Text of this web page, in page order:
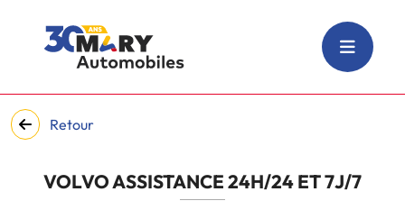
Retour
VOLVO ASSISTANCE 24H/24 ET 7J/7